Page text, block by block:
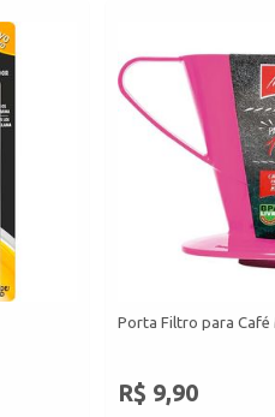
Porta Filtro para Café
R$ 9,90